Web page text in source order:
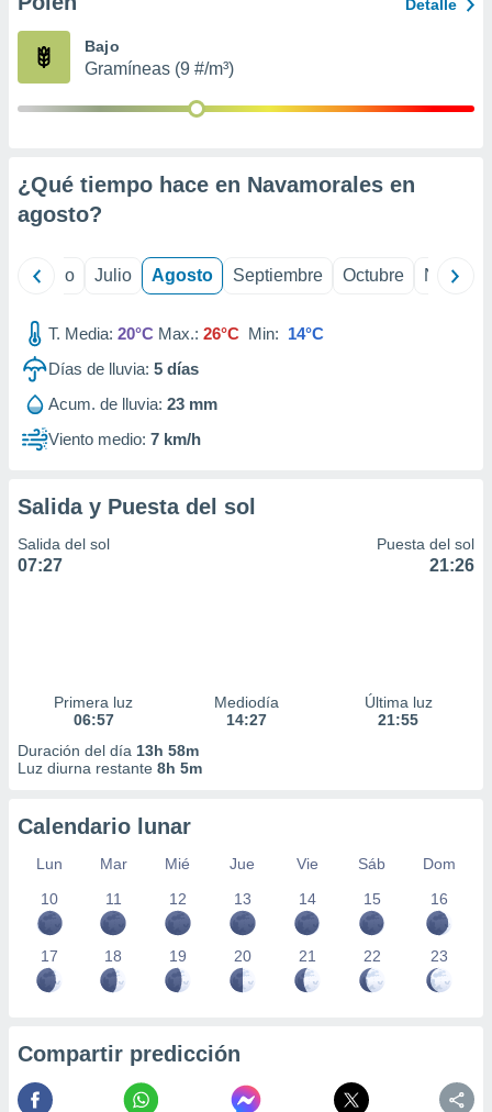
publicidad
1199
Detalle
Bajo
Gramíneas (9 #/m³)
¿Qué tiempo hace en Navamorales en
agosto?
Junio Julio Agosto Septiembre Octubre
T. Media: 20°C Max.: 26°C Min: 14°C
Días de lluvia: 5 días
Acum. de lluvia: 23 mm
Viento medio: 7 km/h
Salida y Puesta del sol
Salida del sol
07:27
Puesta del sol
21:26
Primera luz
06:57
Mediodía
14:27
Última luz
21:55
Duración del día 13h 58m
Luz diurna restante 8h 5m
Calendario lunar
Lun Mar Mié Jue Vie Sáb
Dom
10
11 12 13 14 15 16
17 18 19 20 21 22 23
Compartir predicción